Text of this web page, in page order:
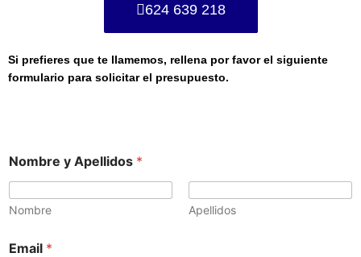
624 639 218
Si prefieres que te llamemos, rellena por favor el siguiente
formulario para solicitar el presupuesto.
Nombre y Apellidos *
Nombre Apellidos
Email *